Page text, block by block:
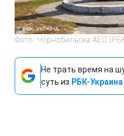
Фото: Чорнобильска АЕС
Не трать время на
суть из РБК-